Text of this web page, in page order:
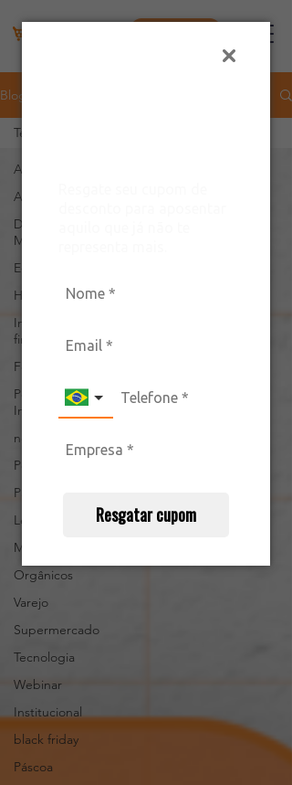
Resgatar cupom
Blog
All Posts
Aplicativo
Dados do
Mercado
E-commerce
Hortifruti
Indicadores
financeiros
Feira
Pesquisa
Interna
notícias
Podcast
Parcerias
Legislação
Marketing
Orgânicos
Varejo
Supermercado
Tecnologia
Webinar
Institucional
black friday
Páscoa
Tecnologia